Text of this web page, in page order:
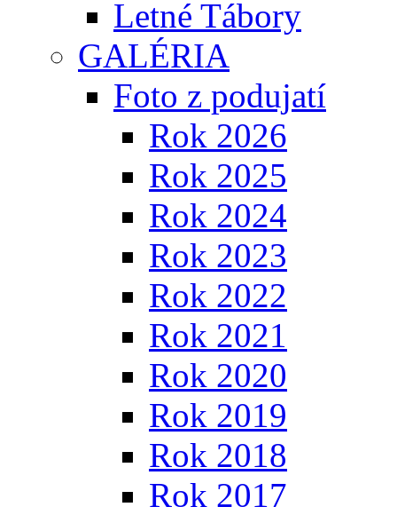
Letné Tábory
GALÉRIA
Foto z podujatí
Rok 2026
Rok 2025
Rok 2024
Rok 2023
Rok 2022
Rok 2021
Rok 2020
Rok 2019
Rok 2018
Rok 2017